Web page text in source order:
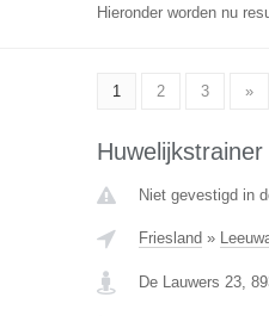
Hieronder worden nu
1 2 3 »
Niet gevestigd in
Friesland »
De Lauwers 23,